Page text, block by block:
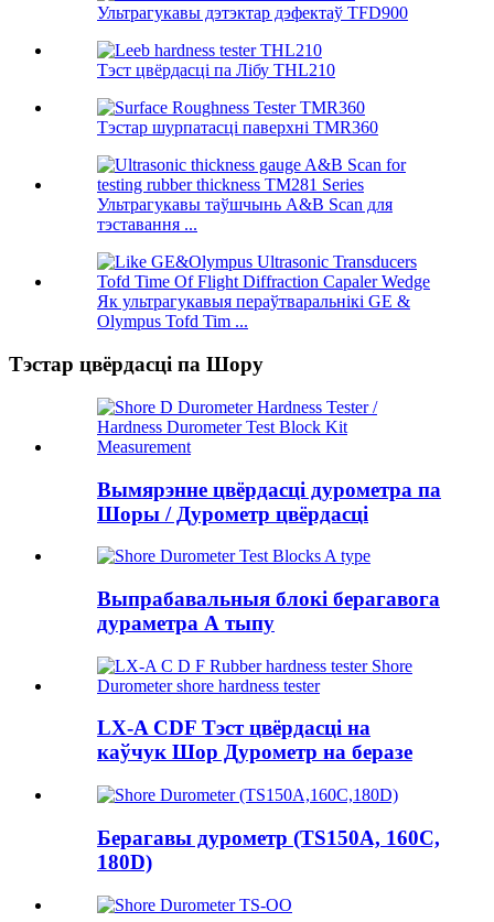
Ультрагукавы дэтэктар дэфектаў TFD900
Тэст цвёрдасці па Лібу THL210
Тэстар шурпатасці паверхні TMR360
Ультрагукавы таўшчынь A&B Scan для
тэставання ...
Як ультрагукавыя пераўтваральнікі GE &
Olympus Tofd Tim ...
Тэстар цвёрдасці па Шору
Вымярэнне цвёрдасці дурометра па
Шоры / Дурометр цвёрдасці
Выпрабавальныя блокі берагавога
дураметра А тыпу
LX-A CDF Тэст цвёрдасці на
каўчук Шор Дурометр на беразе
Берагавы дурометр (TS150A, 160C,
180D)